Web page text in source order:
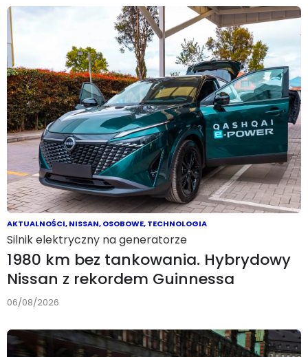
AKTUALNOŚCI,NISSAN,OSOBOWE,TECHNOLOGIA
Silnik elektryczny na generatorze
1980 km bez tankowania. Hybrydowy
Nissan z rekordem Guinnessa
06/08/2026